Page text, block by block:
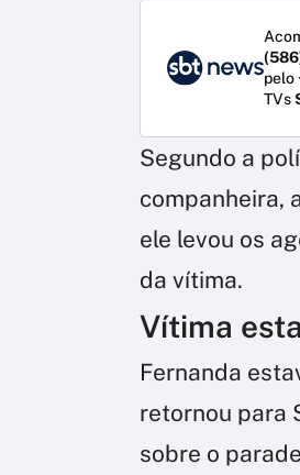
pelo
TVs
Segundo a
companheira,
ele levou os
da vítima.
Vítima
Fernanda
retornou para
sobre o